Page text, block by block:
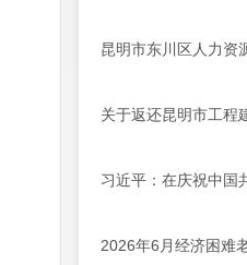
昆明市东川区人力资
关于返还昆明市工程
习近平：在庆祝中国
2026年6月经济困难